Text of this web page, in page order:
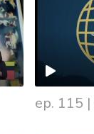
ep. 115 |